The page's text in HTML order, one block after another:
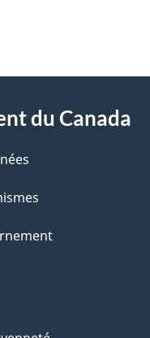
du Canada